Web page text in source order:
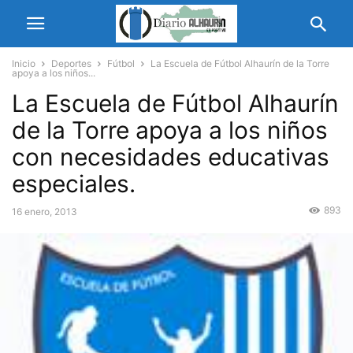
Inicio Deportes Fútbol
La Escuela de Fútbol Alhaurín de la Torre
apoya a los niños...
La Escuela de Fútbol Alhaurín
de la Torre apoya a los niños
con necesidades educativas
especiales.
16 enero, 2013 893